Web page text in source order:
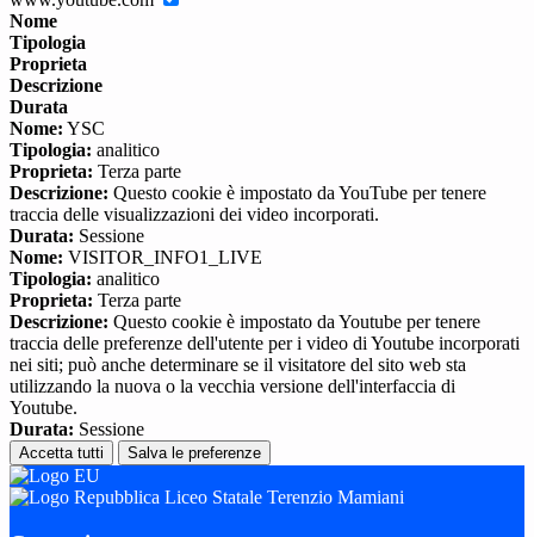
Nome
Tipologia
Proprieta
Descrizione
Durata
Nome: YSC
Tipologia: analitico
Proprieta: Terza parte
Descrizione: Questo cookie è impostato da YouTube per tenere
traccia delle visualizzazioni dei video incorporati.
Durata: Sessione
Nome: VISITOR_INFO1_LIVE
Tipologia: analitico
Proprieta: Terza parte
Descrizione: Questo cookie è impostato da Youtube per tenere
traccia delle preferenze dell'utente per i video di Youtube incorporati
nei siti; può anche determinare se il visitatore del sito web sta
utilizzando la nuova o la vecchia versione dell'interfaccia di
Youtube.
Durata: Sessione
Accetta tutti Salva le preferenze
Liceo Statale Terenzio Mamiani